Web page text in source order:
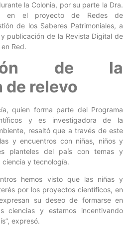
la Colonia, por su parte la Dra.
en el proyecto de Redes de
de los Saberes Patrimoniales, a
publicación de la Revista Digital de
Red.
de la
de relevo
quien forma parte del Programa
y es investigadora de la
resaltó que a través de este
y encuentros con niñas, niños y
planteles del país con temas y
y tecnología.
hemos visto que las niñas y
por los proyectos científicos, en
su deseo de formarse en
ciencias y estamos incentivando
expresó.